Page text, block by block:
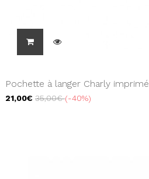
Pochette à langer Charly
21,00€ 35,00€ -40%